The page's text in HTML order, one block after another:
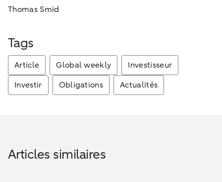
Thomas Smid
Tags
Article Global weekly
Investisseur
Investir
Obligations Actualités
Articles similaires